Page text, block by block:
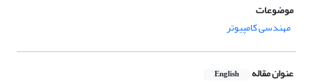
موضوعات
مهندسی کامپیوتر
عنوان مقاله English